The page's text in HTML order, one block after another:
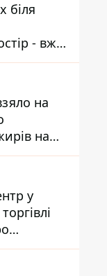
біля
- вже
на
на
в
у